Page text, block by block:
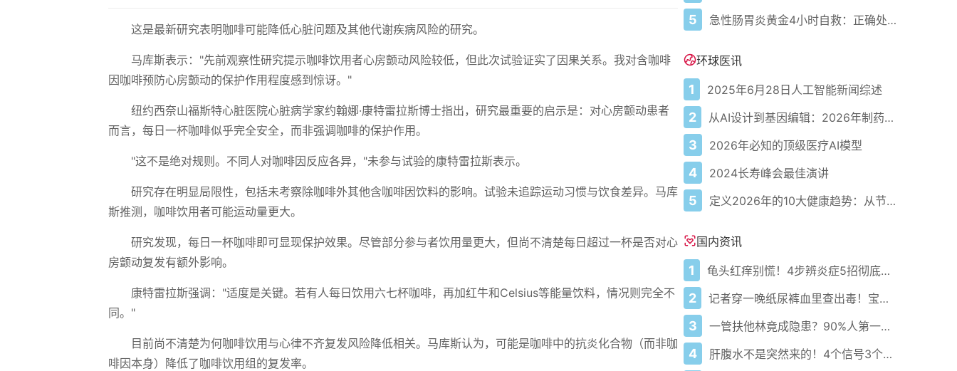
这是最新研究表明咖啡可能降低心脏问题及其他代谢疾病风险的研究。
马库斯表示："先前观察性研究提示咖啡饮用者心房颤动风险较低，但此次试验证实了因果关系。我对含咖啡
因咖啡预防心房颤动的保护作用程度感到惊讶。"
纽约西奈山福斯特心脏医院心脏病学家约翰娜·康特雷拉斯博士指出，研究最重要的启示是：对心房颤动患者
而言，每日一杯咖啡似乎完全安全，而非强调咖啡的保护作用。
"这不是绝对规则。不同人对咖啡因反应各异，"未参与试验的康特雷拉斯表示。
研究存在明显局限性，包括未考察除咖啡外其他含咖啡因饮料的影响。试验未追踪运动习惯与饮食差异。马库
斯推测，咖啡饮用者可能运动量更大。
研究发现，每日一杯咖啡即可显现保护效果。尽管部分参与者饮用量更大，但尚不清楚每日超过一杯是否对心
房颤动复发有额外影响。
康特雷拉斯强调："适度是关键。若有人每日饮用六七杯咖啡，再加红牛和Celsius等能量饮料，情况则完全不
同。"
目前尚不清楚为何咖啡饮用与心律不齐复发风险降低相关。马库斯认为，可能是咖啡中的抗炎化合物（而非咖
啡因本身）降低了咖啡饮用组的复发率。
5 急性肠胃炎黄金4小时自救：正确处置与误区避坑关键
环球医讯
1 2025年6月28日人工智能新闻综述
2 从AI设计到基因编辑：2026年制药领域重大突破
3 2026年必知的顶级医疗AI模型
4 2024长寿峰会最佳演讲
5 定义2026年的10大健康趋势：从节律健康到冷热交替疗法
国内资讯
1 龟头红痒别慌！4步辨炎症5招彻底防复发
2 记者穿一晚纸尿裤血里查出毒！宝宝血液浓度竟是成人的5倍？
3 一管扶他林竟成隐患？90%人第一步就错了！
4 肝腹水不是突然来的！4个信号3个管理要点别等肚子鼓起来